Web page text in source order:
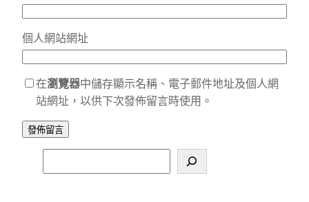
個人網站網址
在瀏覽器中儲存顯示名稱、電子郵件地址及個人網
站網址，以供下次發佈留言時使用。
e